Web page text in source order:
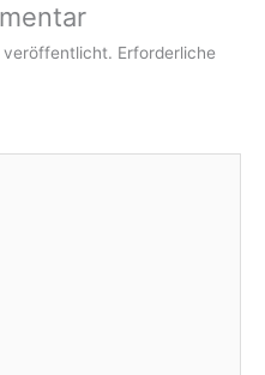
veröffentlicht. Erforderliche